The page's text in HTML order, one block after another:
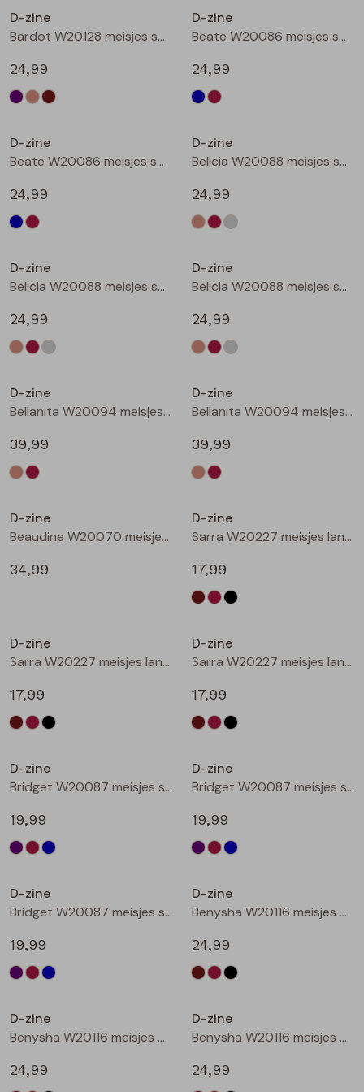
Blouses lange mouw
Sweatshirts
Gilet spencers
Jackjes
Blazers
Bermuda's
Bermuda's
Lange broek
Jackjes
Jassen
Leggings
Rokken
Lange broeken
Lange broeken
Leggings
T-shirts lange mouw
Tops
Vesten
D-zine
Bardot W20128 meisjes sweatshirt Bruin donker
24,99
D-zine
Beate W20086 meisjes sweatshirt Marine
24,99
D-zine
Beate W20086 meisjes sweatshirt Wijnrood
24,99
D-zine
Belicia W20088 meisjes sweatshirt Ecru melee
24,99
D-zine
Belicia W20088 meisjes sweatshirt Wijnrood
24,99
D-zine
Belicia W20088 meisjes sweatshirt Grey melee
24,99
D-zine
Bellanita W20094 meisjes buiten jack Zand
39,99
D-zine
Bellanita W20094 meisjes buiten jack Wijnrood
39,99
D-zine
Beaudine W20070 meisjes lange broek Bruin donker
34,99
D-zine
Sarra W20227 meisjes lange broek Bruin donker
17,99
D-zine
Sarra W20227 meisjes lange broek Wijnrood
17,99
D-zine
Sarra W20227 meisjes lange broek Zwart
17,99
D-zine
Bridget W20087 meisjes sweatshirt Cyclaam
19,99
D-zine
Bridget W20087 meisjes sweatshirt Wijnrood
19,99
D-zine
Bridget W20087 meisjes sweatshirt Raf
19,99
D-zine
Benysha W20116 meisjes bermuda Bruin donker
24,99
D-zine
Benysha W20116 meisjes bermuda Wijnrood
24,99
D-zine
Benysha W20116 meisjes bermuda Zwart
24,99